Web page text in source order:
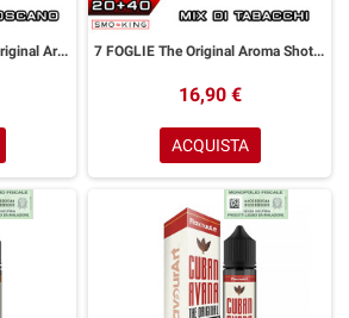
TUSCAN RESERVE The Original Aroma Shot 20ml FLAVOURART Tabacco Sigaro Toscano 7 FOGLIE The Original Aroma Shot 20ml FLAVOURART Tabacco Secco
16,90 €
ACQUISTA